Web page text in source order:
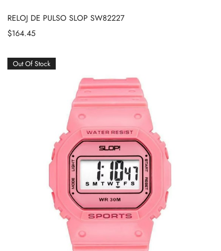
RELOJ DE PULSO SLOP SW82227
$164.45
Out Of Stock